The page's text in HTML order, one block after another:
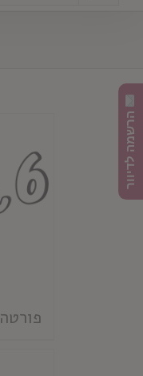
פורטה 6
הרשמה לדיוור